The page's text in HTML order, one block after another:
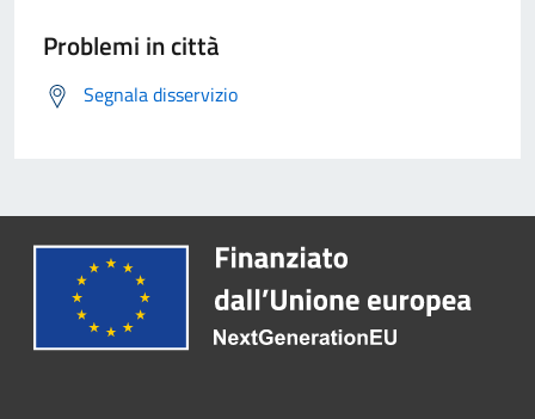
Problemi in città
Segnala disservizio